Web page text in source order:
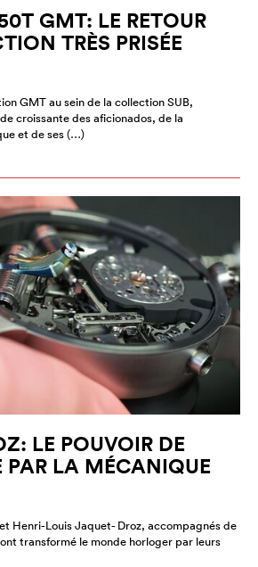
GMT: LE RETOUR
TRÈS PRISÉE
GMT au sein de la collection SUB,
croissante des aficionados, de la
et de ses (…)
LE POUVOIR DE
PAR LA MÉCANIQUE
Henri-Louis Jaquet- Droz, accompagnés de
transformé le monde horloger par leurs